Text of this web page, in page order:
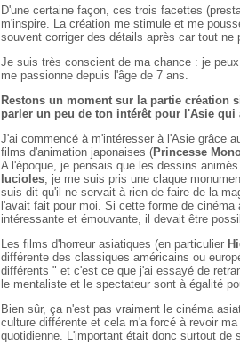
D'une certaine façon, ces trois facettes
m'inspire. La création me stimule et me
souvent corriger des détails après car tout
Je suis très conscient de ma chance : je
me passionne depuis l'âge de 7 ans.
Restons un moment sur la partie création
parler un peu de ton intérêt pour l'Asie
J'ai commencé à m'intéresser à l'Asie grâce
films d'animation japonaises (Princesse
A l'époque, je pensais que les dessins
lucioles, je me suis pris une claque
suis dit qu'il ne servait à rien de faire de la
l'avait fait pour moi. Si cette forme de
intéressante et émouvante, il devait être
Les films d'horreur asiatiques (en particulier
différente des classiques américains ou
différents " et c'est ce que j'ai essayé de
le mentaliste et le spectateur sont à égalité
Bien sûr, ça n'est pas vraiment le cinéma
culture différente et cela m'a forcé à revoir
quotidienne. L'important était donc surtout